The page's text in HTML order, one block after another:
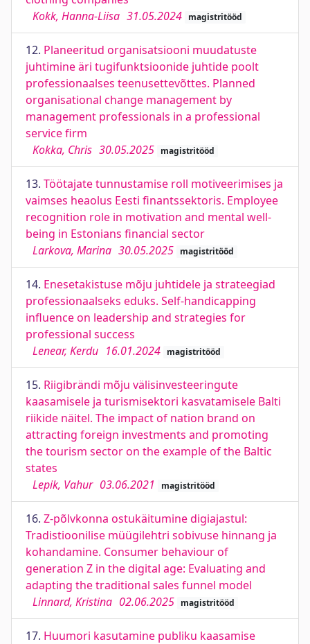
Kokk, Hanna-Liisa 31.05.2024 magistritööd
12. Planeeritud organisatsiooni muudatuste
juhtimine äri tugifunktsioonide juhtide poolt
professionaalses teenusettevõttes. Planned
organisational change management by
management professionals in a professional
service firm
Kokka, Chris 30.05.2025 magistritööd
13. Töötajate tunnustamise roll motiveerimises ja
vaimses heaolus Eesti finantssektoris. Employee
recognition role in motivation and mental well-
being in Estonians financial sector
Larkova, Marina 30.05.2025 magistritööd
14. Enesetakistuse mõju juhtidele ja strateegiad
professionaalseks eduks. Self-handicapping
influence on leadership and strategies for
professional success
Lenear, Kerdu 16.01.2024 magistritööd
15. Riigibrändi mõju välisinvesteeringute
kaasamisele ja turismisektori kasvatamisele Balti
riikide näitel. The impact of nation brand on
attracting foreign investments and promoting
the tourism sector on the example of the Baltic
states
Lepik, Vahur 03.06.2021 magistritööd
16. Z-põlvkonna ostukäitumine digiajastul:
Tradistioonilise müügilehtri sobivuse hinnang ja
kohandamine. Consumer behaviour of
generation Z in the digital age: Evaluating and
adapting the traditional sales funnel model
Linnard, Kristina 02.06.2025 magistritööd
17. Huumori kasutamine publiku kaasamise